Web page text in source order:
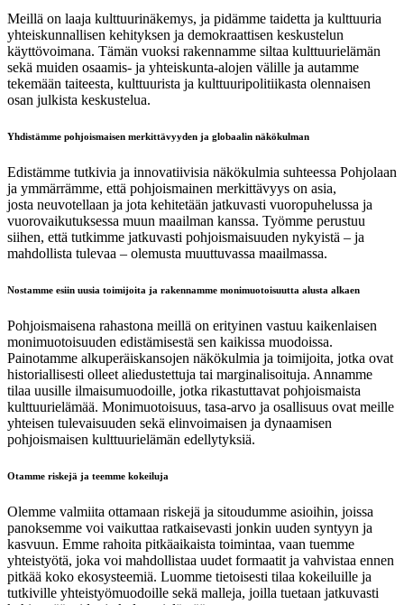
Meillä on laaja kulttuurinäkemys, ja pidämme taidetta ja kulttuuria
yhteiskunnallisen kehityksen ja demokraattisen keskustelun
käyttövoimana. Tämän vuoksi rakennamme siltaa kulttuurielämän
sekä muiden osaamis- ja yhteiskunta-alojen välille ja autamme
tekemään taiteesta, kulttuurista ja kulttuuripolitiikasta olennaisen
osan julkista keskustelua.
Yhdistämme pohjoismaisen merkittävyyden ja globaalin näkökulman
Edistämme tutkivia ja innovatiivisia näkökulmia suhteessa Pohjolaan
ja ymmärrämme, että pohjoismainen merkittävyys on asia,
josta neuvotellaan ja jota kehitetään jatkuvasti vuoropuhelussa ja
vuorovaikutuksessa muun maailman kanssa. Työmme perustuu
siihen, että tutkimme jatkuvasti pohjoismaisuuden nykyistä – ja
mahdollista tulevaa – olemusta muuttuvassa maailmassa.
Nostamme esiin uusia toimijoita ja rakennamme monimuotoisuutta alusta alkaen
Pohjoismaisena rahastona meillä on erityinen vastuu kaikenlaisen
monimuotoisuuden edistämisestä sen kaikissa muodoissa.
Painotamme alkuperäiskansojen näkökulmia ja toimijoita, jotka ovat
historiallisesti olleet aliedustettuja tai marginalisoituja. Annamme
tilaa uusille ilmaisumuodoille, jotka rikastuttavat pohjoismaista
kulttuurielämää. Monimuotoisuus, tasa-arvo ja osallisuus ovat meille
yhteisen tulevaisuuden sekä elinvoimaisen ja dynaamisen
pohjoismaisen kulttuurielämän edellytyksiä.
Otamme riskejä ja teemme kokeiluja
Olemme valmiita ottamaan riskejä ja sitoudumme asioihin, joissa
panoksemme voi vaikuttaa ratkaisevasti jonkin uuden syntyyn ja
kasvuun. Emme rahoita pitkäaikaista toimintaa, vaan tuemme
yhteistyötä, joka voi mahdollistaa uudet formaatit ja vahvistaa ennen
pitkää koko ekosysteemiä. Luomme tietoisesti tilaa kokeiluille ja
tutkiville yhteistyömuodoille sekä malleja, joilla tuetaan jatkuvasti